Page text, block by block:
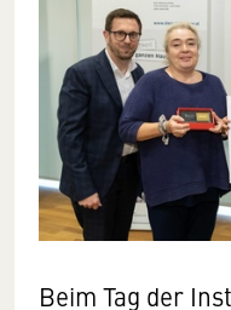
Beim Tag der